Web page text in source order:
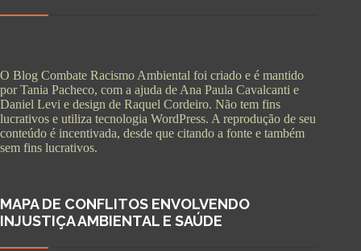
O Blog Combate Racismo Ambiental foi criado e é mantido
por Tania Pacheco, com a ajuda de Ana Paula Cavalcanti e
Daniel Levi e design de Raquel Cordeiro. Não tem fins
lucrativos e utiliza tecnologia WordPress. A reprodução de seu
conteúdo é incentivada, desde que citando a fonte e também
sem fins lucrativos.
MAPA DE CONFLITOS ENVOLVENDO
INJUSTIÇA AMBIENTAL E SAÚDE